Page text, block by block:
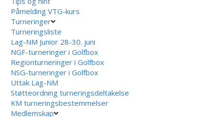
Påmelding VTG-kurs
Turneringer
Turneringsliste
Lag-NM Junior 28-30. juni
NGF-turneringer i Golfbox
Regionturneringer i Golfbox
NSG-turneringer i Golfbox
Uttak Lag-NM
Støtteordning turneringsdeltakelse
KM turneringsbestemmelser
Medlemskap